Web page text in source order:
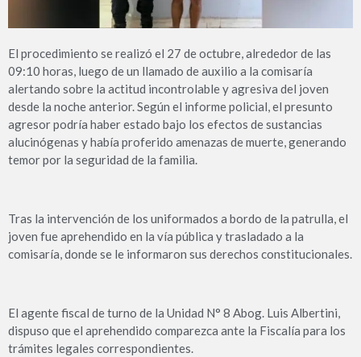
El procedimiento se realizó el 27 de octubre, alrededor de las
09:10 horas, luego de un llamado de auxilio a la comisaría
alertando sobre la actitud incontrolable y agresiva del joven
desde la noche anterior. Según el informe policial, el presunto
agresor podría haber estado bajo los efectos de sustancias
alucinógenas y había proferido amenazas de muerte, generando
temor por la seguridad de la familia.
Tras la intervención de los uniformados a bordo de la patrulla, el
joven fue aprehendido en la vía pública y trasladado a la
comisaría, donde se le informaron sus derechos constitucionales.
El agente fiscal de turno de la Unidad N° 8 Abog. Luis Albertini,
dispuso que el aprehendido comparezca ante la Fiscalía para los
trámites legales correspondientes.